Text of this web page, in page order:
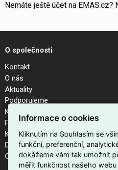
Nemáte ještě účet na EMAS.cz?
O společnosti
Kontakt
O nás
Aktuality
Podporujeme
Kalendář akcí
Pobočky
Kariéra
Dodavatelé
Odhlášení z newsletteru
Informace o cookies
Kliknutím na Souhlasím se
funkční, preferenční,
dokážeme vám tak umožnit
měřit funkčnost našeho